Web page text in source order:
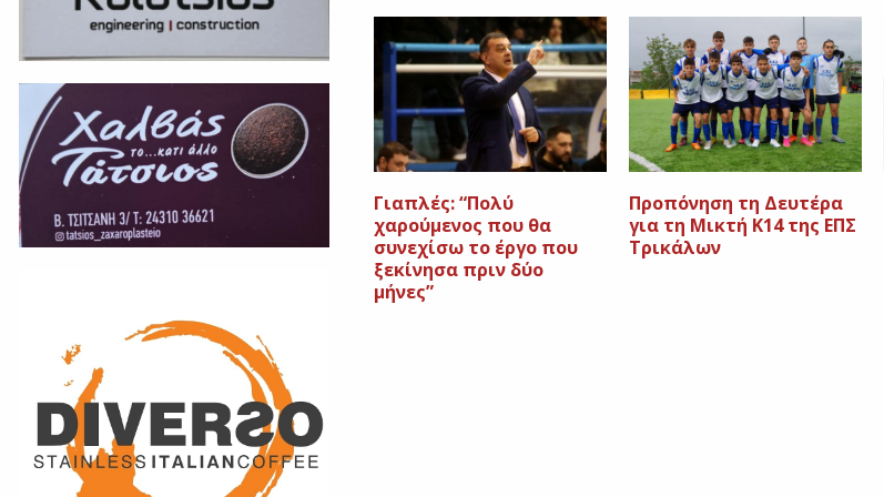
Γιαπλές: “Πολύ
χαρούμενος που θα
συνεχίσω το έργο που
ξεκίνησα πριν δύο
μήνες”
Προπόνηση τη Δευτέρα
για τη Μικτή Κ14 της ΕΠΣ
Τρικάλων